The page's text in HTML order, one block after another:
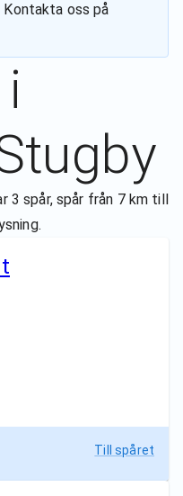
oss på
3 spår, spår från 7 km till
Till spåret